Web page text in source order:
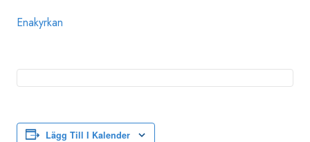
Enakyrkan
Lägg Till I Kalender